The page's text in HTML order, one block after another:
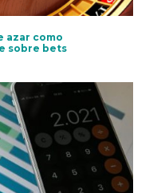
azar como
sobre bets